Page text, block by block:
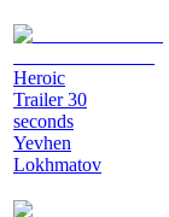
Heroic
Trailer 30
seconds
Yevhen
Lokhmatov